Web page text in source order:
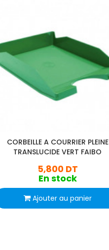
CORBEILLE A COURRIER PLEINE
TRANSLUCIDE VERT FAIBO
5,800 DT
En stock
Ajouter au panier